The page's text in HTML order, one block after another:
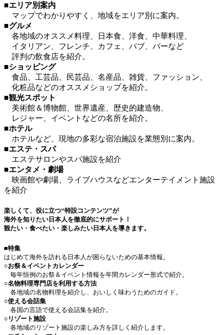
■エリア別案内
マップでわかりやすく、地域をエリア別に案内。
■グルメ
各地域のオススメ料理、日本食、洋食、中華料理、
イタリアン、フレンチ、カフェ、パブ、バーなど
評判の飲食店を紹介。
■ショッピング
食品、工芸品、民芸品、名産品、雑貨、ファッション、
化粧品などのオススメショップを紹介。
■観光スポット
美術館＆博物館、世界遺産、歴史的建造物、
レジャー、イベントなどの名所を紹介。
■ホテル
ホテルなど、現地の多彩な宿泊施設を業態別に案内。
■エステ・スパ
エステサロンやスパ施設を紹介
■エンタメ・劇場
映画館や劇場、ライブハウスなどエンターテイメント施設
を紹介
楽しくて、役に立つ“特設コンテンツ”が
海外を知りたい日本人を徹底的にサポート！
観たい・食べたい・楽しみたい日本人を導きます。
■特集
はじめて海外を訪れる日本人が困らないための基本情報。
○お祭＆イベントカレンダー
毎年恒例のお祭＆イベント情報を年間カレンダー形式で紹介。
○名物料理専門店を利用する方法
各地域の名物料理を紹介し、おいしく味わうためのガイド。
○使える会話集
各国の言語で使える会話集を紹介。
○リゾート施設
各地域のリゾート施設の楽しみ方を詳しく紹介します。